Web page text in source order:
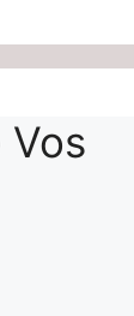
Vos